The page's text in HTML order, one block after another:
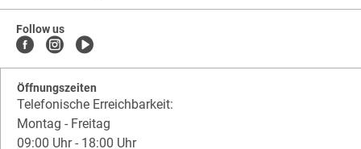
Follow us
Öffnungszeiten
Telefonische Erreichbarkeit:
Montag - Freitag
09:00 Uhr - 18:00 Uhr